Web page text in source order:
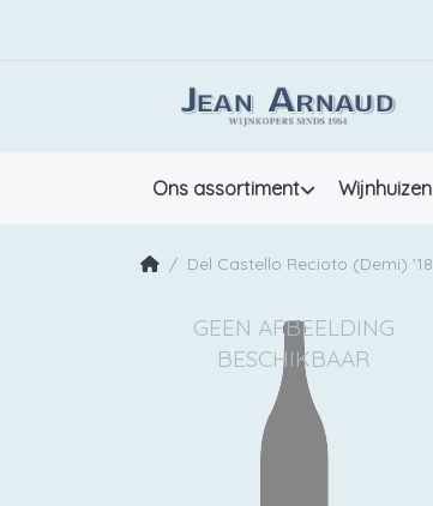
Ons assortiment Wijnhuizen
Del Castello Recioto (Demi) '18